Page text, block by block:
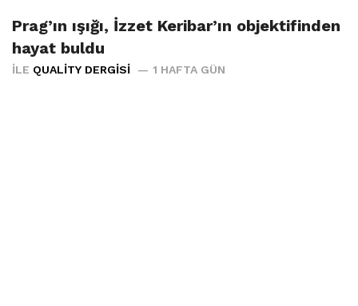
Prag’ın ışığı, İzzet Keribar’ın objektifinden
hayat buldu
İLE QUALITY DERGISI 1 HAFTA GÜN